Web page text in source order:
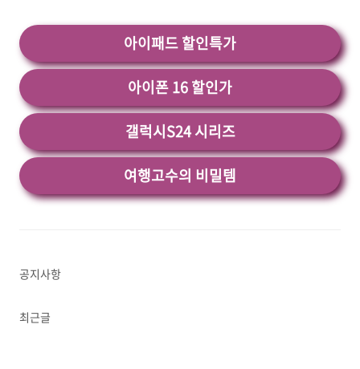
아이패드 할인특가
아이폰 16 할인가
갤럭시S24 시리즈
여행고수의 비밀템
공지사항
최근글